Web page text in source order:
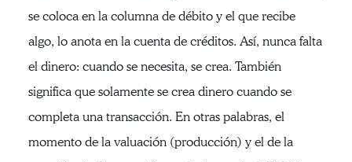
se coloca en la columna de débito y el que recibe
algo, lo anota en la cuenta de créditos. Así, nunca falta
el dinero: cuando se necesita, se crea. También
significa que solamente se crea dinero cuando se
completa una transacción. En otras palabras, el
momento de la valuación (producción) y el de la